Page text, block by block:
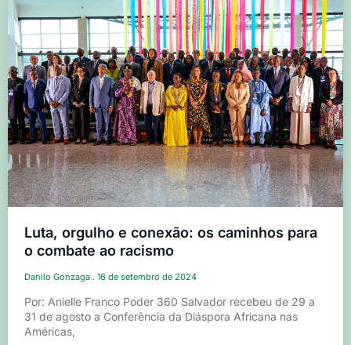
Luta, orgulho e conexão: os caminhos para
o combate ao racismo
Danilo Gonzaga 16 de setembro de 2024
Por: Anielle Franco Poder 360 Salvador recebeu de 29 a
31 de agosto a Conferência da Diáspora Africana nas
Américas,